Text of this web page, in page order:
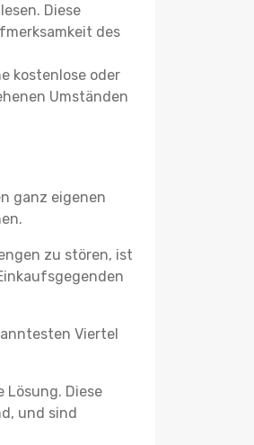
Diese
des
kostenlose oder
Umständen
ganz eigenen
zu stören, ist
Viertel
Diese
und sind